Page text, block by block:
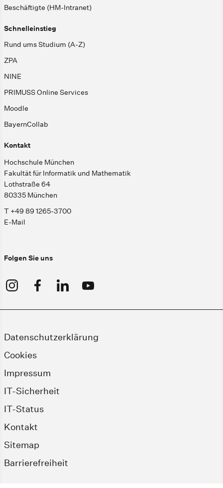
Beschäftigte (HM-Intranet)
Schnelleinstieg
Rund ums Studium (A-Z)
ZPA
NINE
PRIMUSS Online Services
Moodle
BayernCollab
Kontakt
Hochschule München
Fakultät für Informatik und Mathematik
Lothstraße 64
80335 München
T +49 89 1265-3700
E-Mail
Folgen Sie uns
Datenschutzerklärung
Cookies
Impressum
IT-Sicherheit
IT-Status
Kontakt
Sitemap
Barrierefreiheit